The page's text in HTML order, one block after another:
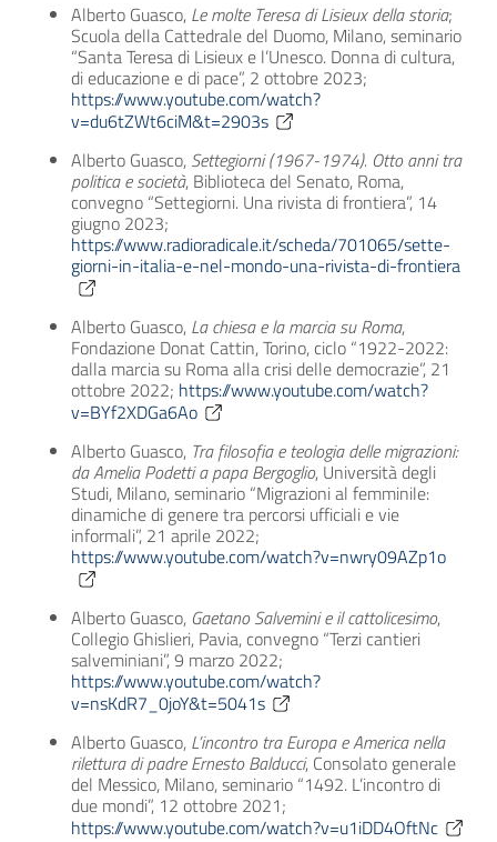
Alberto Guasco, Le molte Teresa di Lisieux della storia;
Scuola della Cattedrale del Duomo, Milano, seminario
“Santa Teresa di Lisieux e l’Unesco. Donna di cultura,
di educazione e di pace”, 2 ottobre 2023;
https://www.youtube.com/watch?
v=du6tZWt6ciM&t=2903s
Alberto Guasco, Settegiorni (1967-1974). Otto anni tra
politica e società, Biblioteca del Senato, Roma,
convegno “Settegiorni. Una rivista di frontiera”, 14
giugno 2023;
https://www.radioradicale.it/scheda/701065/sette-
giorni-in-italia-e-nel-mondo-una-rivista-di-frontiera
Alberto Guasco, La chiesa e la marcia su Roma,
Fondazione Donat Cattin, Torino, ciclo “1922-2022:
dalla marcia su Roma alla crisi delle democrazie”, 21
ottobre 2022; https://www.youtube.com/watch?
v=BYf2XDGa6Ao
Alberto Guasco, Tra filosofia e teologia delle migrazioni:
da Amelia Podetti a papa Bergoglio, Università degli
Studi, Milano, seminario “Migrazioni al femminile:
dinamiche di genere tra percorsi ufficiali e vie
informali”, 21 aprile 2022;
https://www.youtube.com/watch?v=nwry09AZp1o
Alberto Guasco, Gaetano Salvemini e il cattolicesimo,
Collegio Ghislieri, Pavia, convegno “Terzi cantieri
salveminiani”, 9 marzo 2022;
https://www.youtube.com/watch?
v=nsKdR7_0joY&t=5041s
Alberto Guasco, L’incontro tra Europa e America nella
rilettura di padre Ernesto Balducci, Consolato generale
del Messico, Milano, seminario “1492. L’incontro di
due mondi”, 12 ottobre 2021;
https://www.youtube.com/watch?v=u1iDD4OftNc